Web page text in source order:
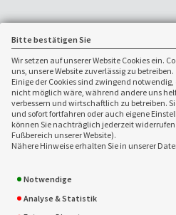
Bitte bestätigen Sie
Wir setzen auf unserer Website Cookies ein.
uns, unsere Website zuverlässig zu betreiben.
Einige der Cookies sind zwingend
nicht möglich wäre, während andere uns
verbessern und wirtschaftlich zu betreiben.
und sofort fortfahren oder auch eigene
können Sie nachträglich jederzeit
Fußbereich unserer Website).
Nähere Hinweise erhalten Sie in unserer
Notwendige
Analyse & Statistik
Ansprechpartner:
Versicherungsmakler Mahle
Marktstrasse 11